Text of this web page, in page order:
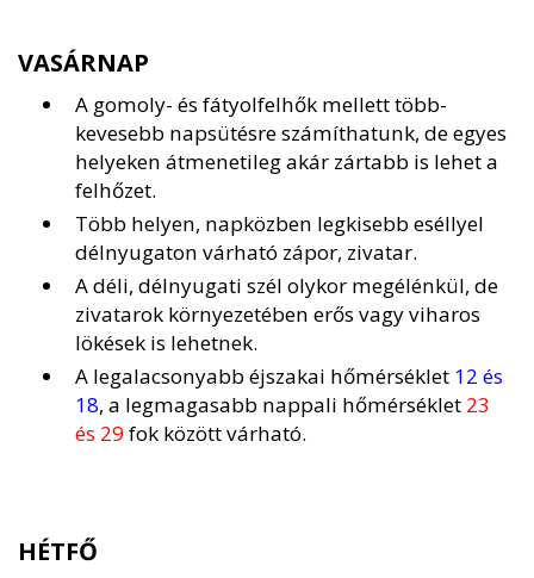
VASÁRNAP
A gomoly- és fátyolfelhők mellett több-
kevesebb napsütésre számíthatunk, de egyes
helyeken átmenetileg akár zártabb is lehet a
felhőzet.
Több helyen, napközben legkisebb eséllyel
délnyugaton várható zápor, zivatar.
A déli, délnyugati szél olykor megélénkül, de
zivatarok környezetében erős vagy viharos
lökések is lehetnek.
A legalacsonyabb éjszakai hőmérséklet 12 és
18, a legmagasabb nappali hőmérséklet 23
és 29fok között várható.
HÉTFŐ